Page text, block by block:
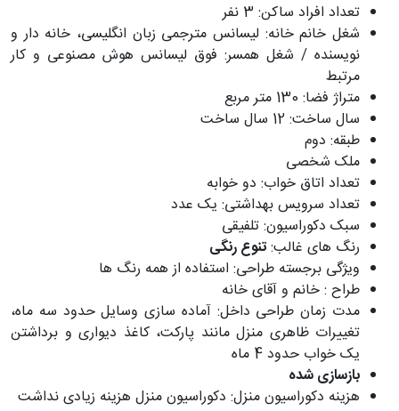
تعداد افراد ساکن: 3 نفر
شغل خانم خانه: لیسانس مترجمی زبان انگلیسی، خانه دار و
نویسنده / شغل همسر: فوق لیسانس هوش مصنوعی و کار
مرتبط
متراژ فضا: 130 متر مربع
سال ساخت: 12 سال ساخت
طبقه: دوم
ملک شخصی
تعداد اتاق خواب: دو خوابه
تعداد سرویس بهداشتی: یک عدد
سبک دکوراسیون: تلفیقی
رنگ های غالب:تنوع رنگی
ویژگی برجسته طراحی: استفاده از همه رنگ ها
طراح : خانم و آقای خانه
مدت زمان طراحی داخل: آماده سازی وسایل حدود سه ماه،
تغییرات ظاهری منزل مانند پارکت، کاغذ دیواری و برداشتن
یک خواب حدود 4 ماه
بازسازی شده
هزینه دکوراسیون منزل: دکوراسیون منزل هزینه زیادی نداشت